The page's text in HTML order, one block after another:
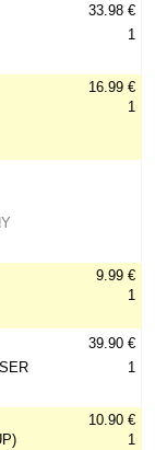
33.98 €
1
16.99 €
1
9.99 €
1
39.90 €
1
10.90 €
1